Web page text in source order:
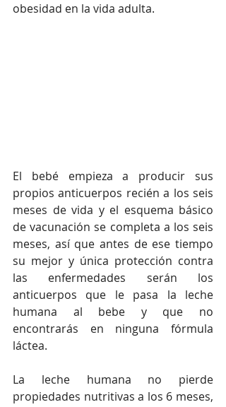
obesidad en la vida adulta.
El bebé empieza a producir sus
propios anticuerpos recién a los seis
meses de vida y el esquema básico
de vacunación se completa a los seis
meses, así que antes de ese tiempo
su mejor y única protección contra
las enfermedades serán los
anticuerpos que le pasa la leche
humana al bebe y que no
encontrarás en ninguna fórmula
láctea.
La leche humana no pierde
propiedades nutritivas a los 6 meses,